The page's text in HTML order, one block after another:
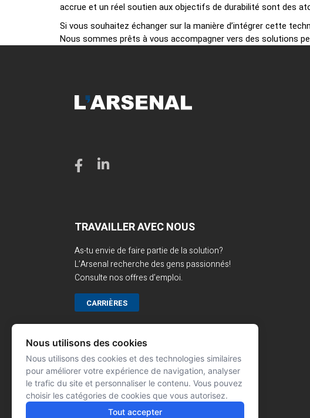
accrue et un réel soutien aux objectifs de durabilité sont des
Si vous souhaitez échanger sur la manière d’intégrer cette
Nous sommes prêts à vous accompagner vers des solutions
TRAVAILLER AVEC NOUS
As-tu envie de faire partie de la solution?
L’Arsenal recherche des gens passionnés!
Consulte nos offres d’emploi.
CARRIÈRES
Nous utilisons des cookies
Nous utilisons des cookies et des technologies similaires
pour améliorer votre expérience de navigation, analyser
le trafic du site et personnaliser le contenu. Vous pouvez
choisir les catégories de cookies que vous autorisez.
Tout accepter